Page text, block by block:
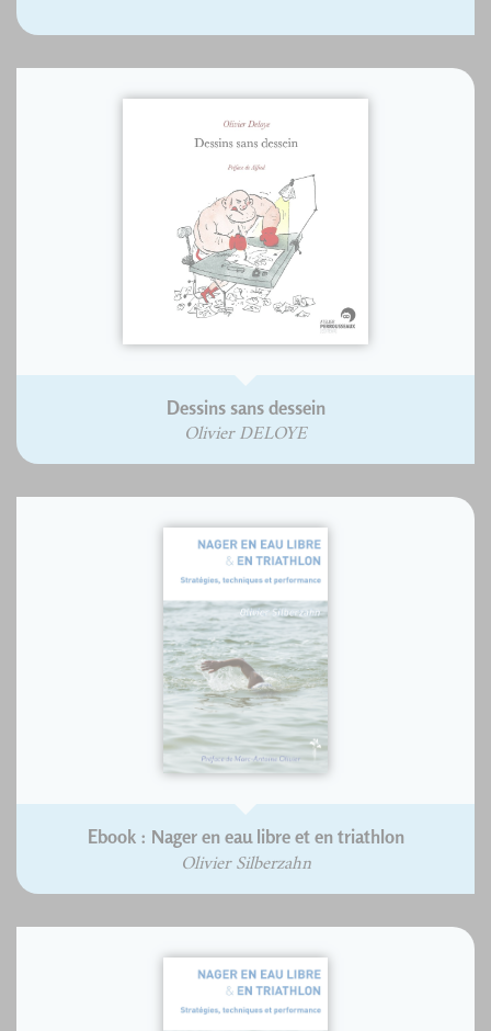
Dessins sans dessein
Olivier DELOYE
Ebook : Nager en eau libre et en triathlon
Olivier Silberzahn